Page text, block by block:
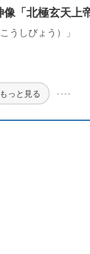
「北極玄天上
うしびょう）」
もっと見る